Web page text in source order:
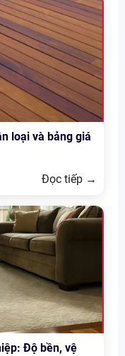
loại và bảng giá
Đọc tiếp →
Độ bền, vệ